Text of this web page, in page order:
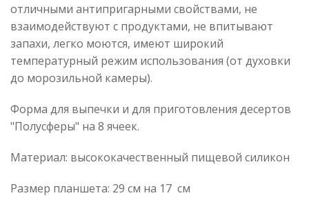
отличными антипригарными свойствами, не
взаимодействуют с продуктами, не впитывают
запахи, легко моются, имеют широкий
температурный режим использования (от духовки
до морозильной камеры).
Форма для выпечки и для приготовления десертов
"Полусферы" на 8 ячеек.
Материал: высококачественный пищевой силикон
Размер планшета: 29 см на 17 см